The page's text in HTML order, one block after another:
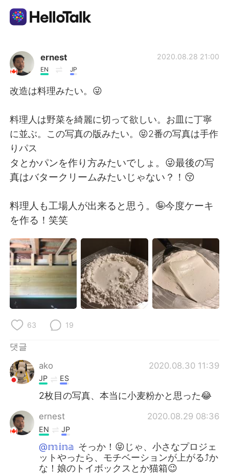
언어 교환 앱
AI Grammar Checker
繁體中文 Español
العربية Français
Русский ไทย
Indonesia Italiano
Türkçe Tiếng Việt
ernest
EN JP
2020.08.28 21:00
改造は料理みたい。😜
料理人は野菜を綺麗に切って欲しい。お皿に丁寧
に並ぶ。この写真の版みたい。😝2番の写真は手作
りパス
タとかパンを作り方みたいでしょ。😜最後の写
真はバタークリームみたいじゃない？！😚
料理人も工場人が出来ると思う。🤪今度ケーキ
を作る！笑笑
63 19
댓글
ako
2020.08.30 11:39
JP ES
2枚目の写真、本当に小麦粉かと思った😂
ernest 2020.08.29 08:36
EN JP
@𝕞𝕚𝕟𝕒 そっか！😝じゃ、小さなプロジェ
ットやったら、モチベーションが上がる⤴️か
な！娘のトイボックスとか猫箱😉